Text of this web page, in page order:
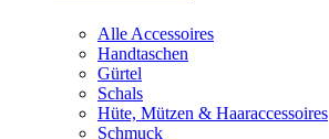
Alle Accessoires
Handtaschen
Gürtel
Schals
Hüte, Mützen & Haaraccessoires
Schmuck